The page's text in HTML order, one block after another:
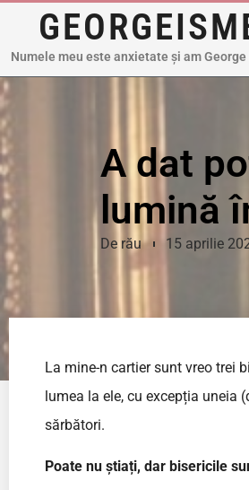
Numele meu este anxietate și am George
A dat
lumină
De rău 15 aprilie
La mine-n cartier sunt vreo trei
lumea la ele, cu excepția uneia
sărbători.
Poate nu știați, dar bisericile